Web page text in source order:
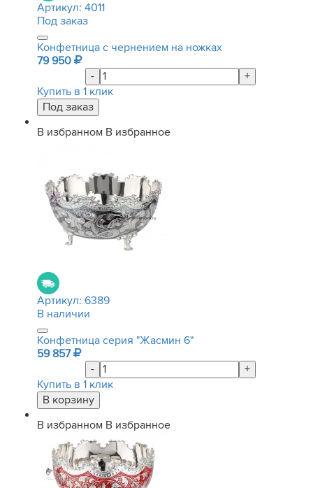
Артикул: 4011
Под заказ
Конфетница с чернением на ножках
79 950
-
+
Купить в 1 клик
В избранном В избранное
Артикул: 6389
В наличии
Конфетница серия "Жасмин 6"
59 857
-
+
Купить в 1 клик
В избранном В избранное